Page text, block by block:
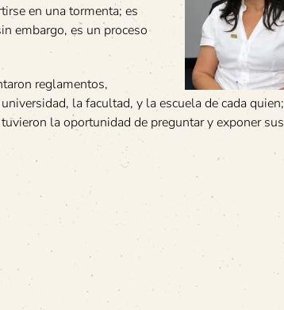
en una tormenta; es
embargo, es un proceso
reglamentos,
la facultad, y la escuela de cada quien;
la oportunidad de preguntar y exponer sus